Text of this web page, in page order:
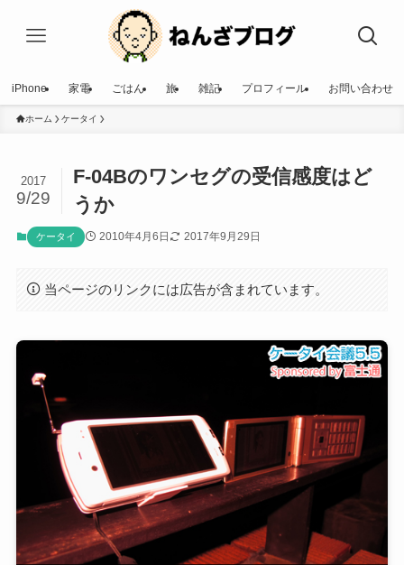
iPhone 家電 ごはん 旅 雑記 プロフィール お問い合わせ
ホーム ケータイ
F-04Bのワンセグの受信感度はど
うか
2017
9/29
ケータイ 2010年4月6日 2017年9月29日
当ページのリンクには広告が含まれています。